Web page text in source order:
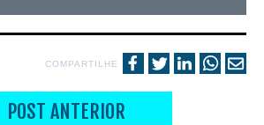
COMPARTILHE
POST ANTERIOR